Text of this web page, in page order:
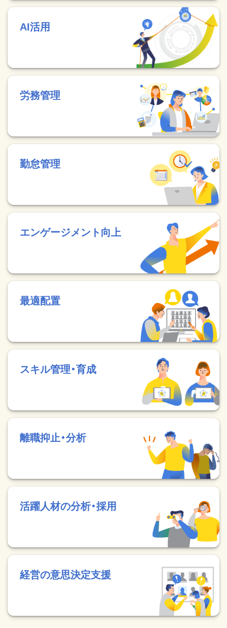
AI活用
労務管理
勤怠管理
エンゲージメント向上
最適配置
スキル管理・育成
離職抑止・分析
活躍人材の分析・採用
経営の意思決定支援